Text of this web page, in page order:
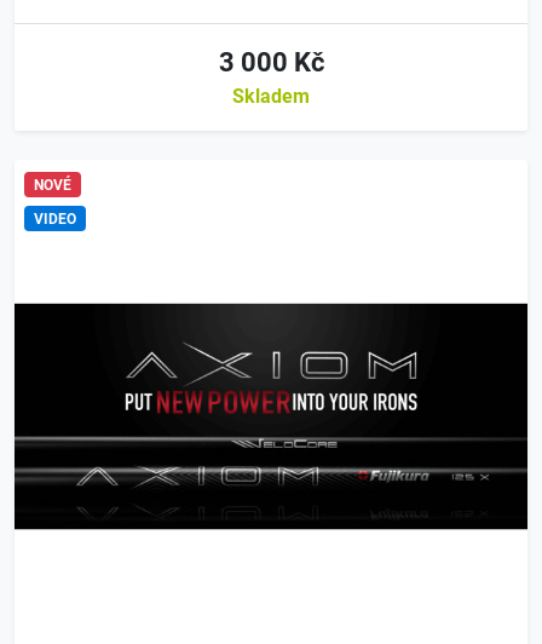
3 000 Kč
Skladem
NOVÉ
VIDEO